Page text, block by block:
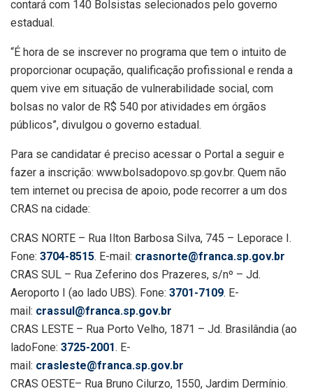
contará com 140 Bolsistas selecionados pelo governo
estadual.
“É hora de se inscrever no programa que tem o intuito de
proporcionar ocupação, qualificação profissional e renda a
quem vive em situação de vulnerabilidade social, com
bolsas no valor de R$ 540 por atividades em órgãos
públicos”, divulgou o governo estadual.
Para se candidatar é preciso acessar o Portal a seguir e
fazer a inscrição: www.bolsadopovo.sp.gov.br. Quem não
tem internet ou precisa de apoio, pode recorrer a um dos
CRAS na cidade:
CRAS NORTE – Rua Ilton Barbosa Silva, 745 – Leporace I.
Fone: 3704-8515. E-mail: crasnorte@franca.sp.gov.br
CRAS SUL – Rua Zeferino dos Prazeres, s/nº – Jd.
Aeroporto I (ao lado UBS). Fone: 3701-7109. E-
mail: crassul@franca.sp.gov.br
CRAS LESTE – Rua Porto Velho, 1871 – Jd. Brasilândia (ao
ladoFone: 3725-2001. E-
mail: crasleste@franca.sp.gov.br
CRAS OESTE– Rua Bruno Cilurzo, 1550, Jardim Dermínio.